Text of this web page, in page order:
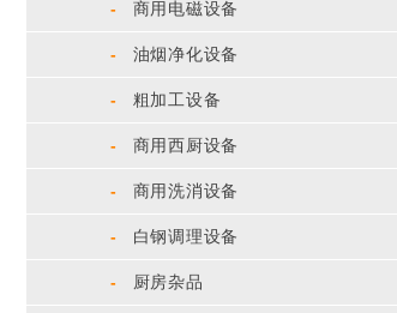
- 商用电磁设备
- 油烟净化设备
- 粗加工设备
- 商用西厨设备
- 商用洗消设备
- 白钢调理设备
- 厨房杂品